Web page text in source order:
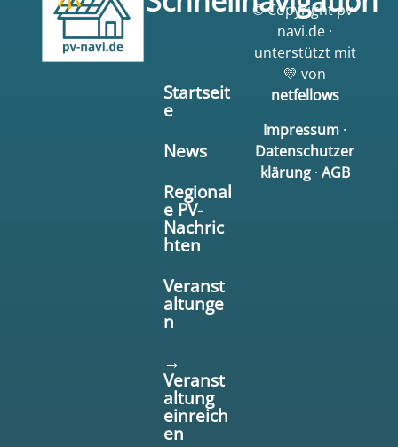
Startseit
e
News
Regional
e PV-
Nachric
hten
Veranst
altunge
n
→
Veranst
altung
einreich
en
© Copyright pv-
navi.de ·
unterstützt mit
💛 von
netfellows
Impressum ·
Datenschutzer
klärung· AGB